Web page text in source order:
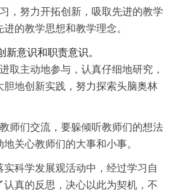
，努力开拓创新，吸取先进的教学
的教学思想和教学理念。
意识和职责意识。
取主动地参与，认真仔细地研究，
胆地创新实践，努力探索头脑奥林
师们交流，要躲倾听教师们的想法
关心教师们的大事和小事。
实科学发展观活动中，经过学习自
认真的反思，决心以此为契机，不